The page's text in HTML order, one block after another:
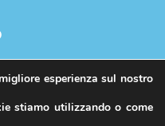
esperienza sul nostro
stiamo utilizzando o come